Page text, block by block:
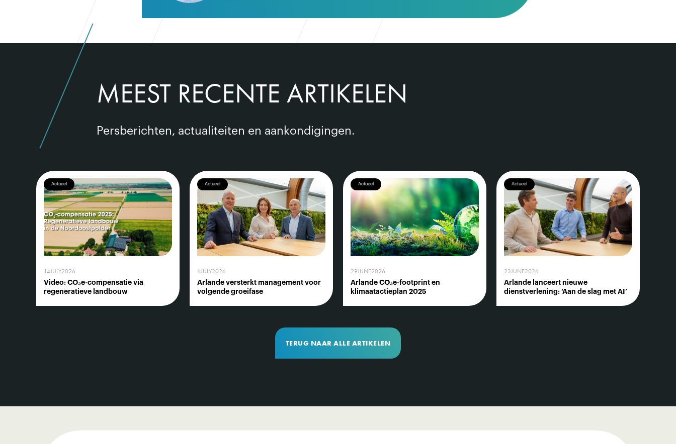
MEEST RECENTE ARTIKELEN
Persberichten, actualiteiten en aankondigingen.
Actueel
14JULY2026
Video: CO₂e-compensatie via
regeneratieve landbouw
Actueel
6JULY2026
Arlande versterkt management voor
volgende groeifase
Actueel
29JUNE2026
Arlande CO₂e-footprint en
klimaatactieplan 2025
Actueel
23JUNE2026
Arlande lanceert nieuwe
dienstverlening: ‘Aan de slag met AI’
TERUG NAAR ALLE ARTIKELEN